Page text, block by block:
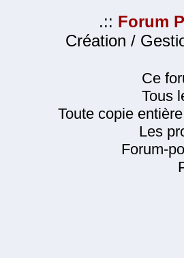
.:: Forum
Création /
Ce
Tous
Toute copie
Les
Forum-